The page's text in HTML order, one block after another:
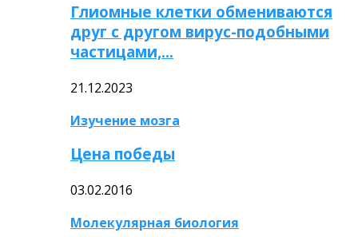
Глиомные клетки обмениваются
друг с другом вирус-подобными
частицами,…
21.12.2023
Изучение мозга
Цена победы
03.02.2016
Молекулярная биология